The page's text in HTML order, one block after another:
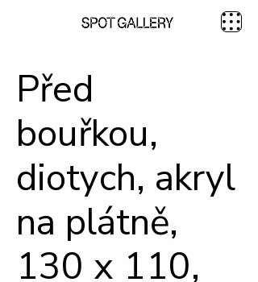
Před
bouřkou,
diotych, akryl
na plátně,
130 x 110,